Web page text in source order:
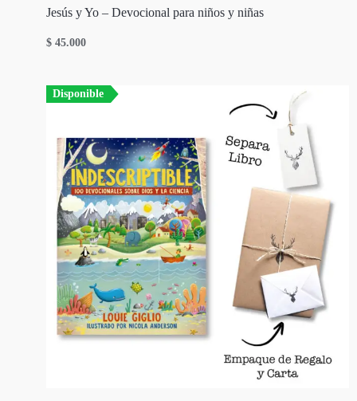
Jesús y Yo – Devocional para niños y niñas
$ 45.000
Disponible